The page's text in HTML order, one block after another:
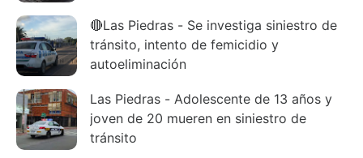
🔴Las Piedras - Se investiga siniestro de
tránsito, intento de femicidio y
autoeliminación
Las Piedras - Adolescente de 13 años y
joven de 20 mueren en siniestro de
tránsito